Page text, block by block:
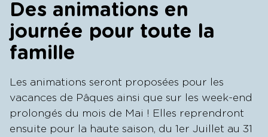
Des animations en
journée pour toute la
famille
Les animations seront proposées pour les
vacances de Pâques ainsi que sur les week-end
prolongés du mois de Mai ! Elles reprendront
ensuite pour la haute saison, du 1er Juillet au 31